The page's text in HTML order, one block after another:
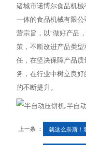
诸城市诺博尔食品机
一体的食品机械有限
营宗旨，以“做好产品
策，不断改进产品类
任，在坚决保障产品
务，在行业中树立良
的不断提升。
上一条 ： 就这么奈斯！